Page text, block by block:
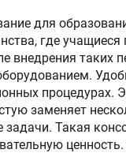
для
где
внедрения
заменяет
Такая